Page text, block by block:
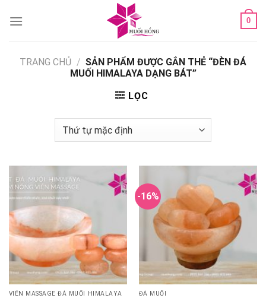
0
TRANG CHỦ / SẢN PHẨM ĐƯỢC GẮN THẺ “ĐÈN ĐÁ
MUỐI HIMALAYA DẠNG BÁT”
LỌC
VIÊN MASSAGE ĐÁ MUỐI HIMALAYA
-16%
ĐÁ MUỐI